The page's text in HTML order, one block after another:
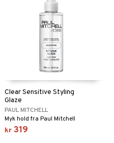
Clear Sensitive Styling
Glaze
PAUL MITCHELL
Myk hold fra Paul Mitchell
kr 319